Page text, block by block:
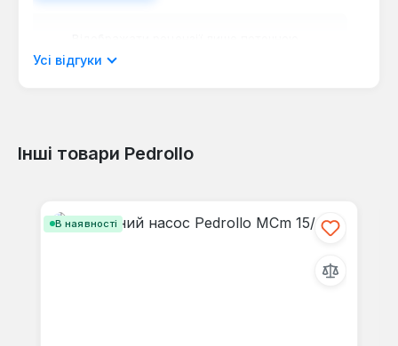
мовою.
Відгуків не знайдено. Поділіться
Усі відгуки
Інші товари Pedrollo
В наявності